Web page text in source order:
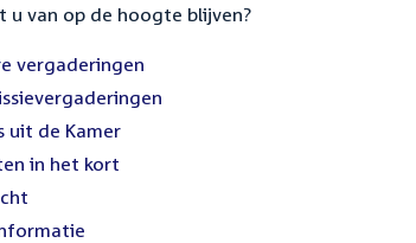
u van op de hoogte blijven?
vergaderingen
uit de Kamer
in het kort